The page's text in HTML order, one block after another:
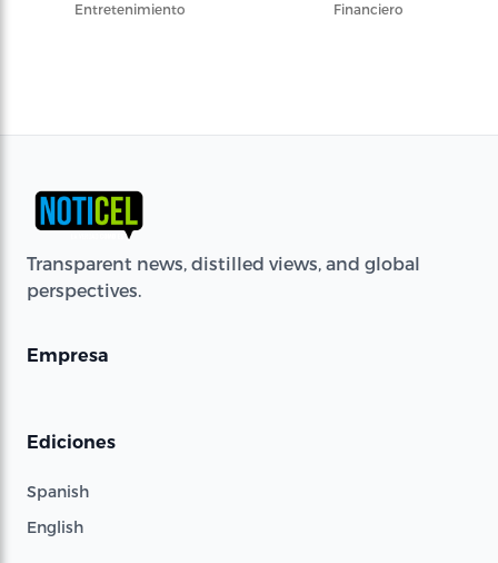
Entretenimiento
Financiero
Transparent news, distilled views, and global
perspectives.
Empresa
Ediciones
Spanish
English